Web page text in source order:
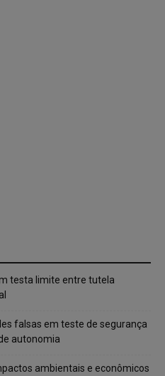
testa limite entre tutela
falsas em teste de segurança
autonomia
ambientais e econômicos